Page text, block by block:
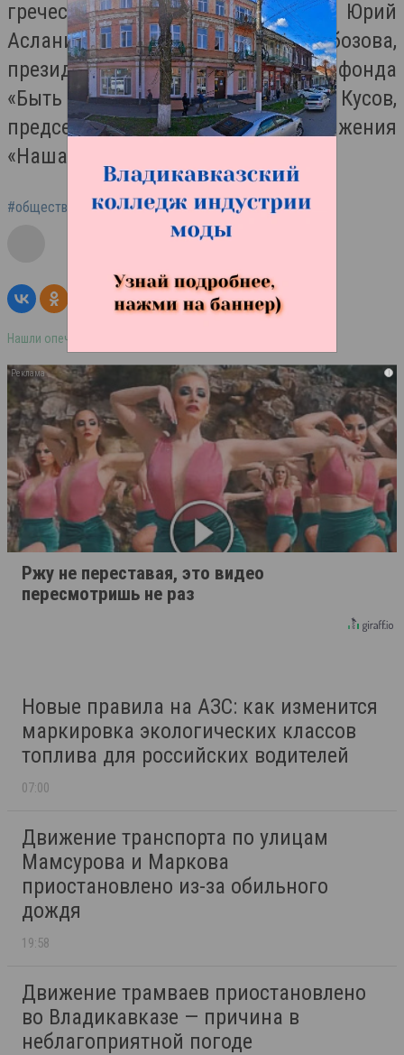
греческого общества «Прометей» Юрий
Асланиди, журналист Елена Гобозова,
президент благотворительного фонда
«Быть добру» Амурхан Кусов,
председатель общественного движения
«Наша Осетия» Вячеслав Лагкуев.
#общественная палата депутаты #парламент
Нашли опечатку в тексте? Выделите её и нажмите ctrl+enter
i
Ржу не переставая, это видео
пересмотришь не раз
Новые правила на АЗС: как изменится
маркировка экологических классов
топлива для российских водителей
07:00
Движение транспорта по улицам
Мамсурова и Маркова
приостановлено из-за обильного
дождя
19:58
Движение трамваев приостановлено
во Владикавказе — причина в
неблагоприятной погоде